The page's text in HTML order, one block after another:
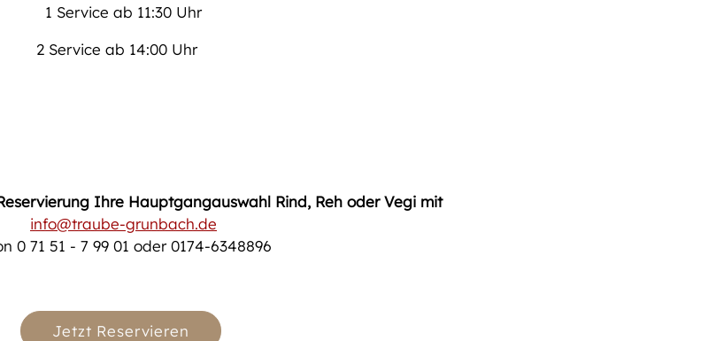
1 Service ab 11:30 Uhr
2 Service ab 14:00 Uhr
Ihre Hauptgangauswahl Rind, Reh oder Vegi mit
info@traube-grunbach.de
0 71 51 - 7 99 01 oder 0174-6348896
Jetzt Reservieren